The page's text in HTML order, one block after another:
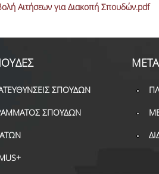
Αιτήσεων για Διακοπή Σπουδών.pdf
ΣΠΟΥΔΩΝ
ΣΠΟΥΔΩΝ